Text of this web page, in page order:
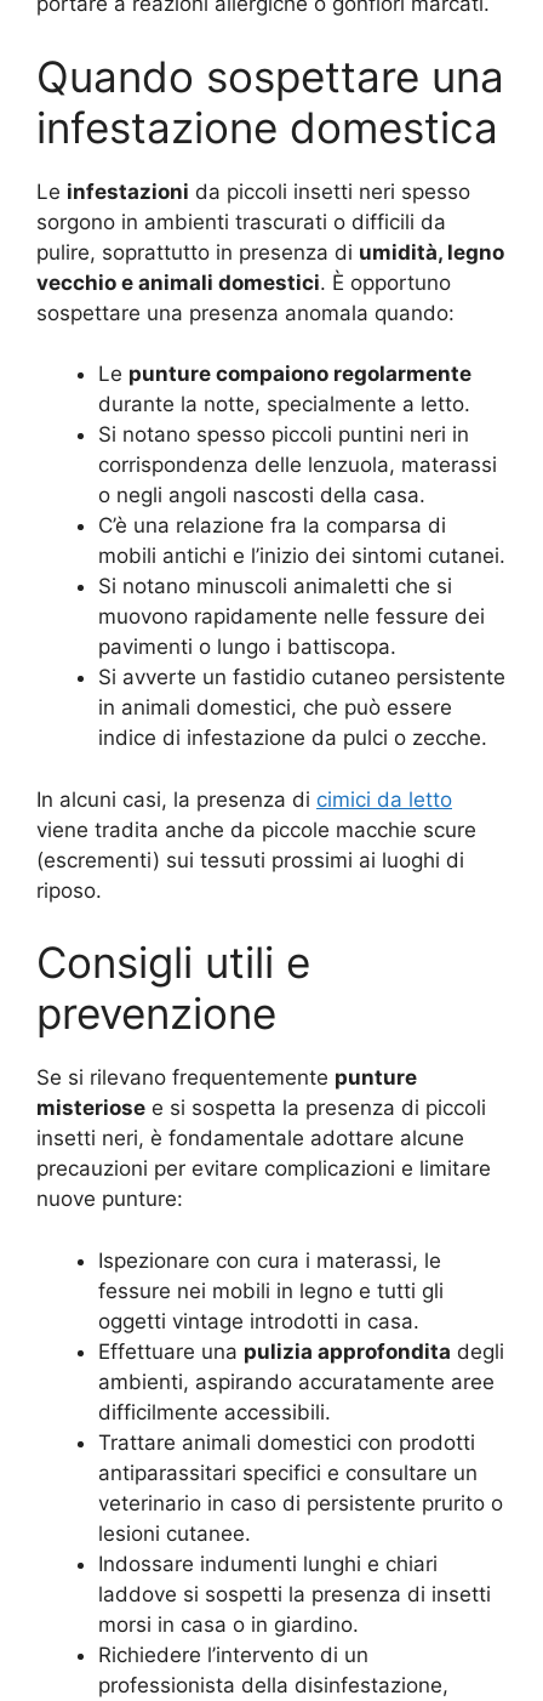
Quando sospettare una
infestazione domestica
Le infestazioni da piccoli insetti neri spesso
sorgono in ambienti trascurati o difficili da
pulire, soprattutto in presenza di umidità, legno
vecchio e animali domestici. È opportuno
sospettare una presenza anomala quando:
Le punture compaiono regolarmente
durante la notte, specialmente a letto.
Si notano spesso piccoli puntini neri in
corrispondenza delle lenzuola, materassi
o negli angoli nascosti della casa.
C’è una relazione fra la comparsa di
mobili antichi e l’inizio dei sintomi cutanei.
Si notano minuscoli animaletti che si
muovono rapidamente nelle fessure dei
pavimenti o lungo i battiscopa.
Si avverte un fastidio cutaneo persistente
in animali domestici, che può essere
indice di infestazione da pulci o zecche.
In alcuni casi, la presenza di cimici da letto
viene tradita anche da piccole macchie scure
(escrementi) sui tessuti prossimi ai luoghi di
riposo.
Consigli utili e
prevenzione
Se si rilevano frequentemente punture
misteriose e si sospetta la presenza di piccoli
insetti neri, è fondamentale adottare alcune
precauzioni per evitare complicazioni e limitare
nuove punture:
Ispezionare con cura i materassi, le
fessure nei mobili in legno e tutti gli
oggetti vintage introdotti in casa.
Effettuare una pulizia approfondita degli
ambienti, aspirando accuratamente aree
difficilmente accessibili.
Trattare animali domestici con prodotti
antiparassitari specifici e consultare un
veterinario in caso di persistente prurito o
lesioni cutanee.
Indossare indumenti lunghi e chiari
laddove si sospetti la presenza di insetti
morsi in casa o in giardino.
Richiedere l’intervento di un
professionista della disinfestazione,